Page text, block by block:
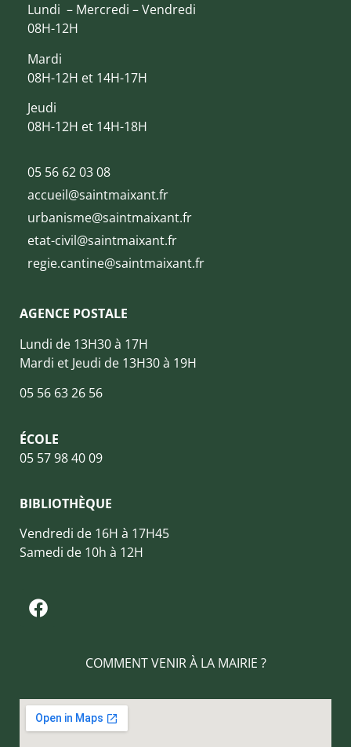
Lundi – Mercredi – Vendredi
08H-12H
Mardi
08H-12H et 14H-17H
Jeudi
08H-12H et 14H-18H
05 56 62 03 08
accueil@saintmaixant.fr
urbanisme@saintmaixant.fr
etat-civil@saintmaixant.fr
regie.cantine@saintmaixant.fr
AGENCE POSTALE
Lundi de 13H30 à 17H
Mardi et Jeudi de 13H30 à 19H
05 56 63 26 56
ÉCOLE
05 57 98 40 09
BIBLIOTHÈQUE
Vendredi de 16H à 17H45
Samedi de 10h à 12H
COMMENT VENIR À LA MAIRIE ?